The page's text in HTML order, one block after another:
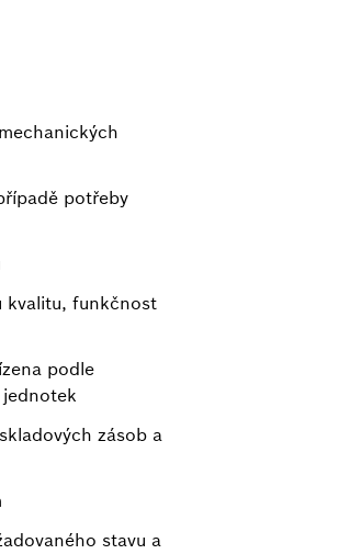
potřeby
kvalitu, funkčnost
podle
zásob a
stavu a